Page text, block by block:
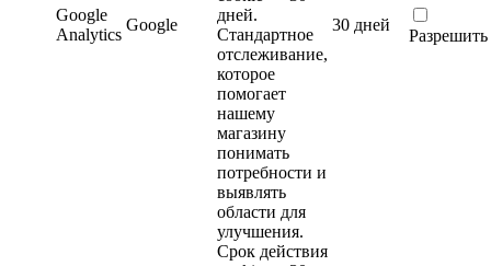
Google
Analytics
Google
дней.
Стандартное
отслеживание,
которое
помогает
нашему
магазину
понимать
потребности и
выявлять
области для
улучшения.
Срок действия
30 дней
Разрешить